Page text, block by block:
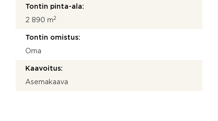
Tontin pinta-ala:
2 890 m2
Tontin omistus:
Oma
Kaavoitus:
Asemakaava